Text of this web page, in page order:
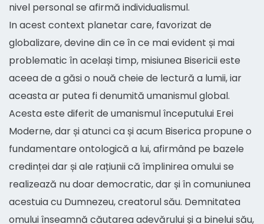
nivel personal se afirmă individualismul.
In acest context planetar care, favorizat de
globalizare, devine din ce în ce mai evident și mai
problematic în același timp, misiunea Bisericii este
aceea de a găsi o nouă cheie de lectură a lumii, iar
aceasta ar putea fi denumită umanismul global.
Acesta este diferit de umanismul începutului Erei
Moderne, dar și atunci ca și acum Biserica propune o
fundamentare ontologică a lui, afirmând pe bazele
credinței dar și ale rațiunii că împlinirea omului se
realizează nu doar democratic, dar și în comuniunea
acestuia cu Dumnezeu, creatorul său. Demnitatea
omului înseamnă căutarea adevărului și a binelui său,